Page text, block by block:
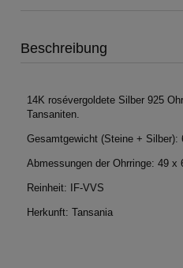
Beschreibung
14K rosévergoldete Silber 925
Tansaniten.
Gesamtgewicht (Steine + Silber):
Abmessungen der Ohrringe: 49 x
Reinheit: IF-VVS
Herkunft: Tansania